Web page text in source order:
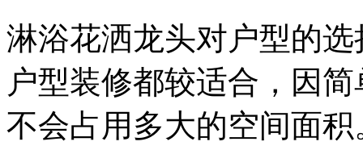
淋浴花洒龙头对户型的
户型装修都较适合，因
不会占用多大的空间面